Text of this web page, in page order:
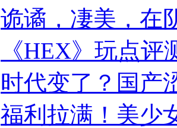
诡谲，凄美，在
《HEX》玩点
时代变了？国产
福利拉满！美少